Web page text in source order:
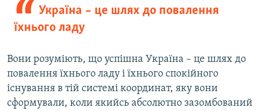
Україна – це шлях до повалення
їхнього ладу
Вони розуміють, що успішна Україна – це шлях до
повалення їхнього ладу і їхнього спокійного
існування в тій системі координат, яку вони
сформували, коли якийсь абсолютно зазомбований